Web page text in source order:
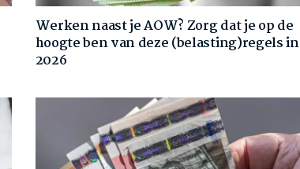
Werken naast je AOW? Zorg dat je op de
hoogte ben van deze (belasting)regels in
2026